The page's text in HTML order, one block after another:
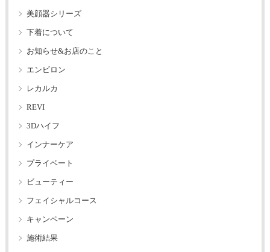
美顔器シリーズ
下着について
お知らせ&お店のこと
エンビロン
レカルカ
REVI
3Dハイフ
インナーケア
プライベート
ビューティー
フェイシャルコース
キャンペーン
施術結果